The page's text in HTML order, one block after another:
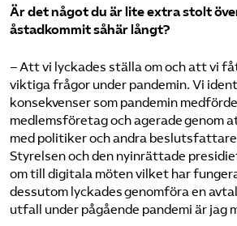
Logga in på Arbetsgivarguiden
Sök på vardforetagarna.se
Press
Är det något du är lite extra stolt
åstadkommit såhär långt?
– Att vi lyckades ställa om och att vi
viktiga frågor under pandemin. Vi
konsekvenser som pandemin
medlemsföretag och agerade genom
med politiker och andra beslutsfattare
Styrelsen och den nyinrättade
om till digitala möten vilket har
dessutom lyckades genomföra en
utfall under pågående pandemi är jag